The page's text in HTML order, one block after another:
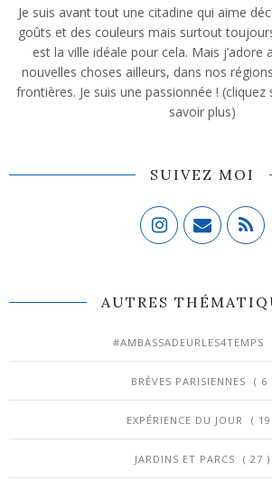
Je suis avant tout une citadine qui aime
goûts et des couleurs mais surtout
est la ville idéale pour cela. Mais j’adore
nouvelles choses ailleurs, dans nos
frontières. Je suis une passionnée !
savoir plus)
SUIVEZ MOI
AUTRES
#AMBASSADEURLES4TEMPS
BRÈVES PARISIENNES ( 6
EXPÉRIENCE DU JOUR (
JARDINS ET PARCS ( 27 )